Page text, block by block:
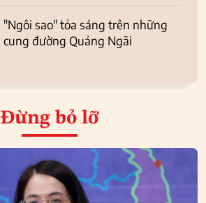
"Ngôi sao" tỏa sáng trên những
cung đường Quảng Ngãi
Đừng bỏ lỡ